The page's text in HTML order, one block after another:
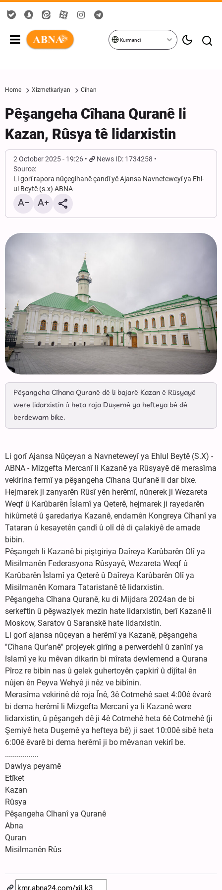
Kurmancî
Home Xizmetkariyan Cîhan
Pêşangeha Cîhana Quranê li
Kazan, Rûsya tê lidarxistin
2 October 2025 - 19:26
News ID: 1734258
Source:
Li gorî rapora nûçegihanê çandî yê Ajansa Navneteweyî ya Ehl-
ul Beytê (s.x) ABNA-
Pêşangeha Cîhana Quranê dê li bajarê Kazan ê Rûsyayê
were lidarxistin û heta roja Duşemê ya hefteya bê dê
berdewam bike.
Li gorî Ajansa Nûçeyan a Navneteweyî ya Ehlul Beytê (S.X) -
ABNA - Mizgefta Mercanî li Kazanê ya Rûsyayê dê merasîma
vekirina fermî ya pêşangeha Cîhana Qur'anê li dar bixe.
Hejmarek ji zanyarên Rûsî yên herêmî, nûnerek ji Wezareta
Weqf û Karûbarên Îslamî ya Qeterê, hejmarek ji rayedarên
hikûmetê û şaredariya Kazanê, endamên Kongreya Cîhanî ya
Tataran û kesayetên çandî û olî dê di çalakiyê de amade
bibin.
Pêşangeh li Kazanê bi piştgiriya Daîreya Karûbarên Olî ya
Misilmanên Federasyona Rûsyayê, Wezareta Weqf û
Karûbarên Îslamî ya Qeterê û Daîreya Karûbarên Olî ya
Misilmanên Komara Tataristanê tê lidarxistin.
Pêşangeha Cîhana Quranê, ku di Mijdara 2024an de bi
serkeftin û pêşwaziyek mezin hate lidarxistin, berî Kazanê li
Moskow, Saratov û Saranskê hate lidarxistin.
Li gorî ajansa nûçeyan a herêmî ya Kazanê, pêşangeha
"Cîhana Qur'anê" projeyek girîng a perwerdehî û zanînî ya
îslamî ye ku mêvan dikarin bi mîrata dewlemend a Qurana
Pîroz re bibin nas û gelek guhertoyên çapkirî û dîjîtal ên
nûjen ên Peyva Wehyê ji nêz ve bibînin.
Merasîma vekirinê dê roja Înê, 3ê Cotmehê saet 4:00ê êvarê
bi dema herêmî li Mizgefta Mercanî ya li Kazanê were
lidarxistin, û pêşangeh dê ji 4ê Cotmehê heta 6ê Cotmehê (ji
Şemiyê heta Duşemê ya hefteya bê) ji saet 10:00ê sibê heta
6:00ê êvarê bi dema herêmî ji bo mêvanan vekirî be.
.................
Dawiya peyamê
Etîket
Kazan
Rûsya
Pêşangeha Cîhanî ya Quranê
Abna
Quran
Misilmanên Rûs